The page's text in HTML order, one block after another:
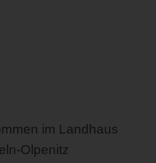
im Landhaus
Olpenitz